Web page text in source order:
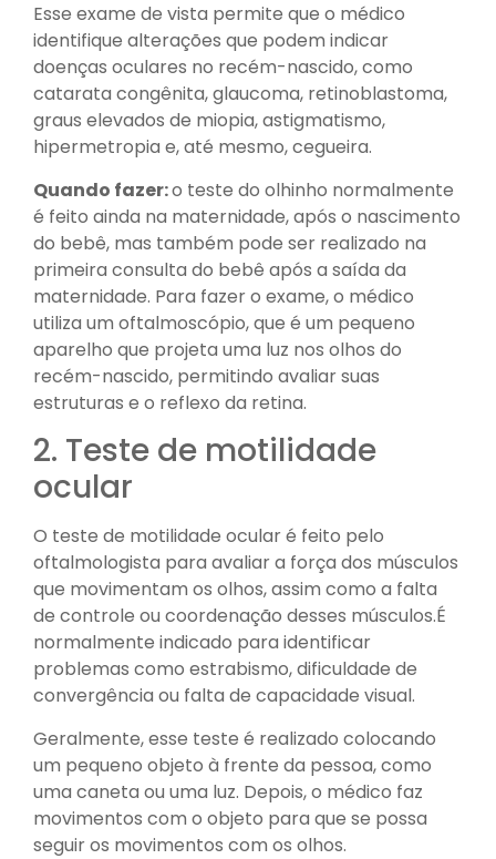
Esse exame de vista permite que o médico
identifique alterações que podem indicar
doenças oculares no recém-nascido, como
catarata congênita, glaucoma, retinoblastoma,
graus elevados de miopia, astigmatismo,
hipermetropia e, até mesmo, cegueira.
Quando fazer:o teste do olhinho normalmente
é feito ainda na maternidade, após o nascimento
do bebê, mas também pode ser realizado na
primeira consulta do bebê após a saída da
maternidade. Para fazer o exame, o médico
utiliza um oftalmoscópio, que é um pequeno
aparelho que projeta uma luz nos olhos do
recém-nascido, permitindo avaliar suas
estruturas e o reflexo da retina.
2. Teste de motilidade
ocular
O teste de motilidade ocular é feito pelo
oftalmologista para avaliar a força dos músculos
que movimentam os olhos, assim como a falta
de controle ou coordenação desses músculos.É
normalmente indicado para identificar
problemas como estrabismo, dificuldade de
convergência ou falta de capacidade visual.
Geralmente, esse teste é realizado colocando
um pequeno objeto à frente da pessoa, como
uma caneta ou uma luz. Depois, o médico faz
movimentos com o objeto para que se possa
seguir os movimentos com os olhos.